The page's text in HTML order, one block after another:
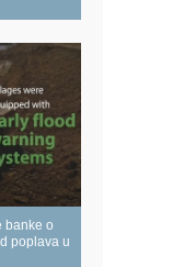
banke o
poplava u